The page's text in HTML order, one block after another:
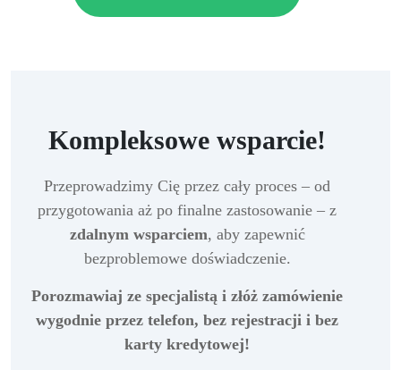
Kompleksowe wsparcie!
Przeprowadzimy Cię przez cały proces – od
przygotowania aż po finalne zastosowanie – z
zdalnym wsparciem, aby zapewnić
bezproblemowe doświadczenie.
Porozmawiaj ze specjalistą i złóż zamówienie
wygodnie przez telefon, bez rejestracji i bez
karty kredytowej!